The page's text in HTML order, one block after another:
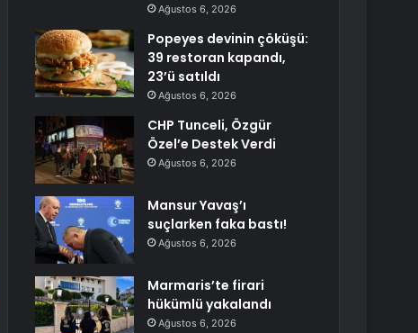
Ağustos 6, 2026
Popeyes devinin çöküşü:
39 restoran kapandı,
23’ü satıldı
Ağustos 6, 2026
CHP Tunceli, Özgür
Özel’e Destek Verdi
Ağustos 6, 2026
Mansur Yavaş’ı
suçlarken faka bastı!
Ağustos 6, 2026
Marmaris’te firari
hükümlü yakalandı
Ağustos 6, 2026